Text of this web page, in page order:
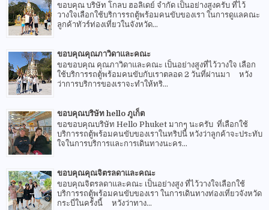
ขอบคุณ บริษัท โกลบ ฮอลิเดย์ จำกัด เป็นอย่างสูงครับ ที่ไว้
วางใจเลือกใช้บริการรถตู้พร้อมคนขับของเรา ในการดูแลคณะ
ลูกค้าทัวร์ท่องเที่ยวในจังหวัด...
ขอบคุณคุณภาวิดาและคณะ
ขอขอบคุณ คุณภาวิดาและคณะ เป็นอย่างสูงที่ไว้วางใจ เลือก
ใช้บริการรถตู้พร้อมคนขับกับเราตลอด 2 วันที่ผ่านมา หวัง
ว่าการบริการของเราจะทำให้ทริ...
ขอบคุณบริษัท hello ภูเก็ต
ขอขอบคุณบริษัท Hello Phuket มากๆ นะครับ ที่เลือกใช้
บริการรถตู้พร้อมคนขับของเราในทริปนี้ หวังว่าลูกค้าจะประทับ
ใจในการบริการและการเดินทางนะคร...
ขอบคุณคุณจิตรลดาและคณะ
ขอบคุณจิตรลดาและคณะ เป็นอย่างสูง ที่ไว้วางใจเลือกใช้
บริการรถตู้พร้อมคนขับของเรา ในการเดินทางท่องเที่ยวจังหวัด
กระบี่ในครั้งนี้ หวังว่าทาง...